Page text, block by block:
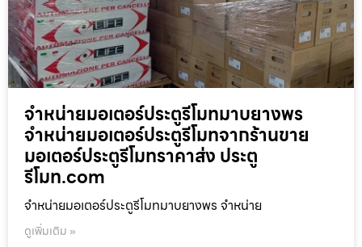
จำหน่ายมอเตอร์ประตูรีโมทมาบยางพร
จำหน่ายมอเตอร์ประตูรีโมทจากร้านขาย
มอเตอร์ประตูรีโมทราคาส่ง ประตู
รีโมท.com
จำหน่ายมอเตอร์ประตูรีโมทมาบยางพร จำหน่าย
ดูเพิ่มเติม »